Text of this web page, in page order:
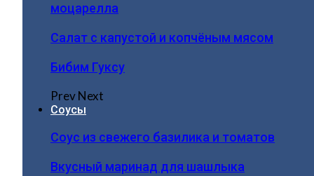
моцарелла
Салат с капустой и копчёным мясом
Бибим Гуксу
PrevNext
Соусы
Соус из свежего базилика и томатов
Вкусный маринад для шашлыка